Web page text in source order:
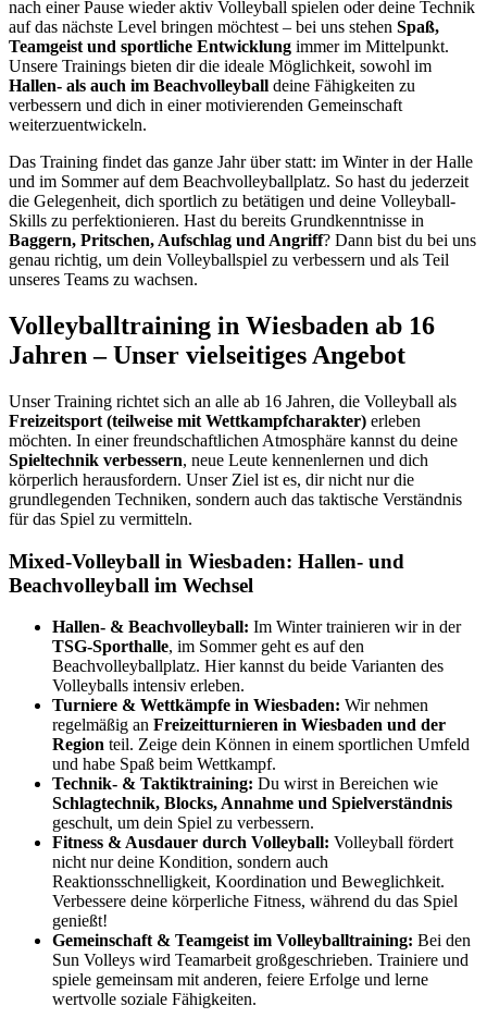
nach einer Pause wieder aktiv Volleyball spielen oder deine Technik
auf das nächste Level bringen möchtest – bei uns stehen Spaß,
Teamgeist und sportliche Entwicklung immer im Mittelpunkt.
Unsere Trainings bieten dir die ideale Möglichkeit, sowohl im
Hallen- als auch im Beachvolleyball deine Fähigkeiten zu
verbessern und dich in einer motivierenden Gemeinschaft
weiterzuentwickeln.
Das Training findet das ganze Jahr über statt: im Winter in der Halle
und im Sommer auf dem Beachvolleyballplatz. So hast du jederzeit
die Gelegenheit, dich sportlich zu betätigen und deine Volleyball-
Skills zu perfektionieren. Hast du bereits Grundkenntnisse in
Baggern, Pritschen, Aufschlag und Angriff? Dann bist du bei uns
genau richtig, um dein Volleyballspiel zu verbessern und als Teil
unseres Teams zu wachsen.
Volleyballtraining in Wiesbaden ab 16
Jahren – Unser vielseitiges Angebot
Unser Training richtet sich an alle ab 16 Jahren, die Volleyball als
Freizeitsport (teilweise mit Wettkampfcharakter) erleben
möchten. In einer freundschaftlichen Atmosphäre kannst du deine
Spieltechnik verbessern, neue Leute kennenlernen und dich
körperlich herausfordern. Unser Ziel ist es, dir nicht nur die
grundlegenden Techniken, sondern auch das taktische Verständnis
für das Spiel zu vermitteln.
Mixed-Volleyball in Wiesbaden: Hallen- und
Beachvolleyball im Wechsel
Hallen- & Beachvolleyball: Im Winter trainieren wir in der
TSG-Sporthalle, im Sommer geht es auf den
Beachvolleyballplatz. Hier kannst du beide Varianten des
Volleyballs intensiv erleben.
Turniere & Wettkämpfe in Wiesbaden: Wir nehmen
regelmäßig an Freizeitturnieren in Wiesbaden und der
Region teil. Zeige dein Können in einem sportlichen Umfeld
und habe Spaß beim Wettkampf.
Technik- & Taktiktraining: Du wirst in Bereichen wie
Schlagtechnik, Blocks, Annahme und Spielverständnis
geschult, um dein Spiel zu verbessern.
Fitness & Ausdauer durch Volleyball: Volleyball fördert
nicht nur deine Kondition, sondern auch
Reaktionsschnelligkeit, Koordination und Beweglichkeit.
Verbessere deine körperliche Fitness, während du das Spiel
genießt!
Gemeinschaft & Teamgeist im Volleyballtraining: Bei den
Sun Volleys wird Teamarbeit großgeschrieben. Trainiere und
spiele gemeinsam mit anderen, feiere Erfolge und lerne
wertvolle soziale Fähigkeiten.